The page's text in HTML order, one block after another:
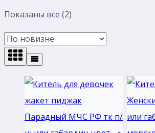
Показаны все (2)
самые
недавние